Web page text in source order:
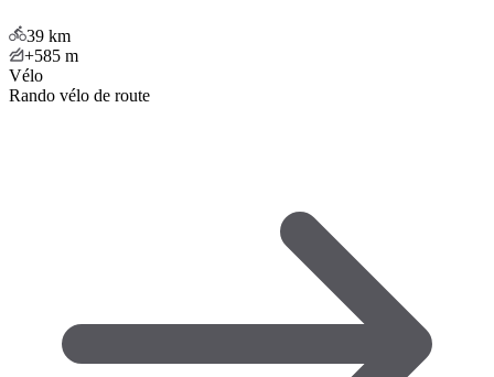
39 km
+585 m
Vélo
Rando vélo de route